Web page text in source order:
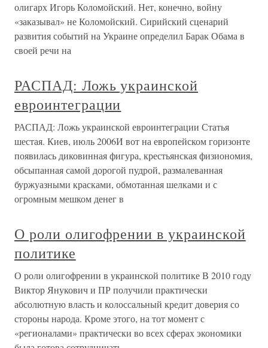
олигарх Игорь Коломойский. Нет, конечно, войну
«заказывал» не Коломойский. Сирийский сценарий
развития событий на Украине определил Барак Обама в
своей речи на
РАСПАД: Ложь украинской
евроинтеграции
РАСПАД: Ложь украинской евроинтеграции Статья
шестая. Киев, июль 2006И вот на европейском горизонте
появилась диковинная фигура, крестьянская физиономия,
обсыпанная самой дорогой пудрой, размалеванная
буржуазными красками, обмотанная шелками и с
огромным мешком денег в
О роли олигофрении в украинской
политике
О роли олигофрении в украинской политике В 2010 году
Виктор Янукович и ПР получили практически
абсолютную власть и колоссальный кредит доверия со
стороны народа. Кроме этого, на тот момент с
«регионалами» практически во всех сферах экономики